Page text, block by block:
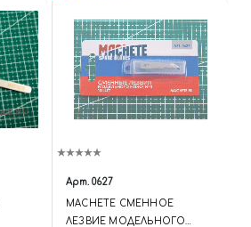
Арт. 0627
MACHETE СМЕННОЕ
ЛЕЗВИЕ МОДЕЛЬНОГО